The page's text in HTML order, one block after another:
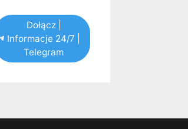
Dołącz |
Informacje 24/7 |
Telegram